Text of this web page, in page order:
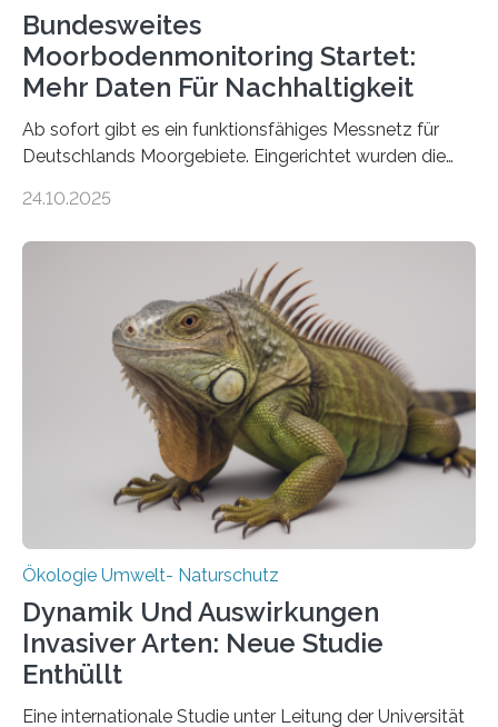
Bundesweites
Moorbodenmonitoring Startet:
Mehr Daten Für Nachhaltigkeit
Ab sofort gibt es ein funktionsfähiges Messnetz für
Deutschlands Moorgebiete. Eingerichtet wurden die
vergangenen fünf Jahren von Wissenschaftlerinnen
heutigen Donnerstag übergeben sie ihren Bericht zur
Aufbauphase an den Auftraggeber, das
Bundesministerium für Landwirtschaft, Ernährung und
Heimat. Braunschweig/Eberswalde (23. Oktober 2025).
Ein Netz aus 155 Messstationen spannt sich neuerdings
über Deutschlands Moorböden. Eingerichtet wurden sie
in den vergangenen fünf Jahren von
Wissenschaftlerinnen und Wissenschaftlern des
Thünen-Instituts für Agrarklimaschutz…
24.10.2025
Ökologie Umwelt- Naturschutz
Dynamik Und Auswirkungen
Invasiver Arten: Neue Studie
Enthüllt
Eine internationale Studie unter Leitung der Universität